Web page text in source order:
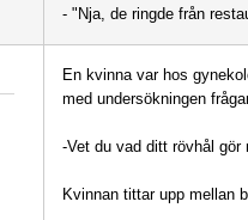
- "Nja, de ringde från
En kvinna var hos
med undersökningen
-Vet du vad ditt rövhål gör
Kvinnan tittar upp mellan